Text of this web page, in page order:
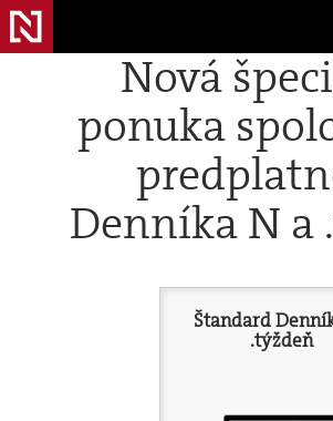
Nová
ponuka
Denníka N a
Štandard
.týždeň